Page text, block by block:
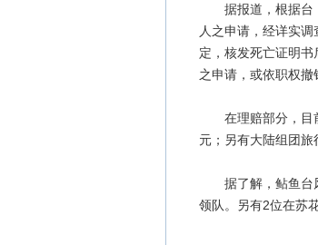
据报道，根据台《
人之申请，经详实
定，核发死亡证明书
之申请，或依职权撤
在理赔部分，目前
元；另有大陆组团旅
据了解，鲇鱼台风
领队。另有2位在苏